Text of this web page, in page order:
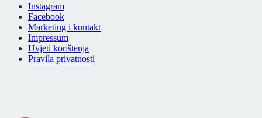
Instagram
Facebook
Marketing i kontakt
Impressum
Uvjeti korištenja
Pravila privatnosti